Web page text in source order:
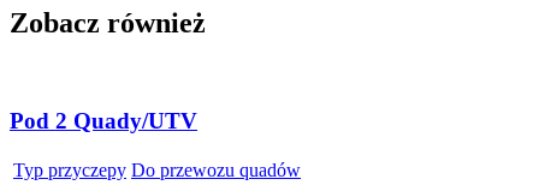
Zobacz również
Pod 2 Quady/UTV
Typ przyczepy Do przewozu quadów